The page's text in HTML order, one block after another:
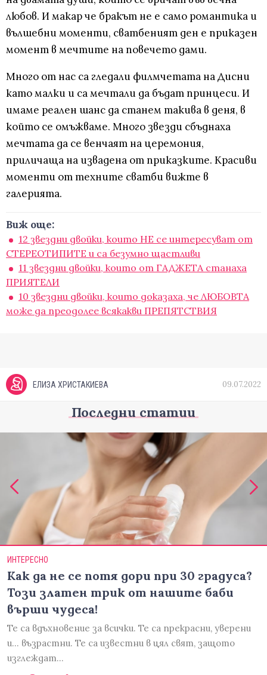
любов. И макар че бракът не е само романтика и
вълшебни моменти, сватбеният ден е приказен
момент в мечтите на повечето дами.
Много от нас са гледали филмчетата на Дисни
като малки и са мечтали да бъдат принцеси. И
имаме реален шанс да станем такива в деня, в
който се омъжваме. Много звезди сбъднаха
мечтата да се венчаят на церемония,
приличаща на извадена от приказките. Красиви
моменти от техните сватби вижте в
галерията.
Виж още:
12 звездни двойки, които НЕ се интересуват от
СТЕРЕОТИПИТЕ и са безумно щастливи
11 звездни двойки, които от ГАДЖЕТА станаха
ПРИЯТЕЛИ
10 звездни двойки, които доказаха, че ЛЮБОВТА
може да преодолее всякакви ПРЕПЯТСТВИЯ
ЕЛИЗА ХРИСТАКИЕВА 09.07.2022
Последни статии
ИНТЕРЕСНО
Как да не се потя дори при 30 градуса?
Този златен трик от нашите баби
върши чудеса!
Те са вдъхновение за всички. Те са прекрасни, уверени
и... възрастни. Те са известни в цял свят, защото
изглеждат…